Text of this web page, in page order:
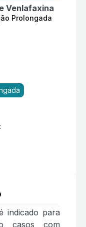
Venlafaxina
Prolongada
indicado para
casos com